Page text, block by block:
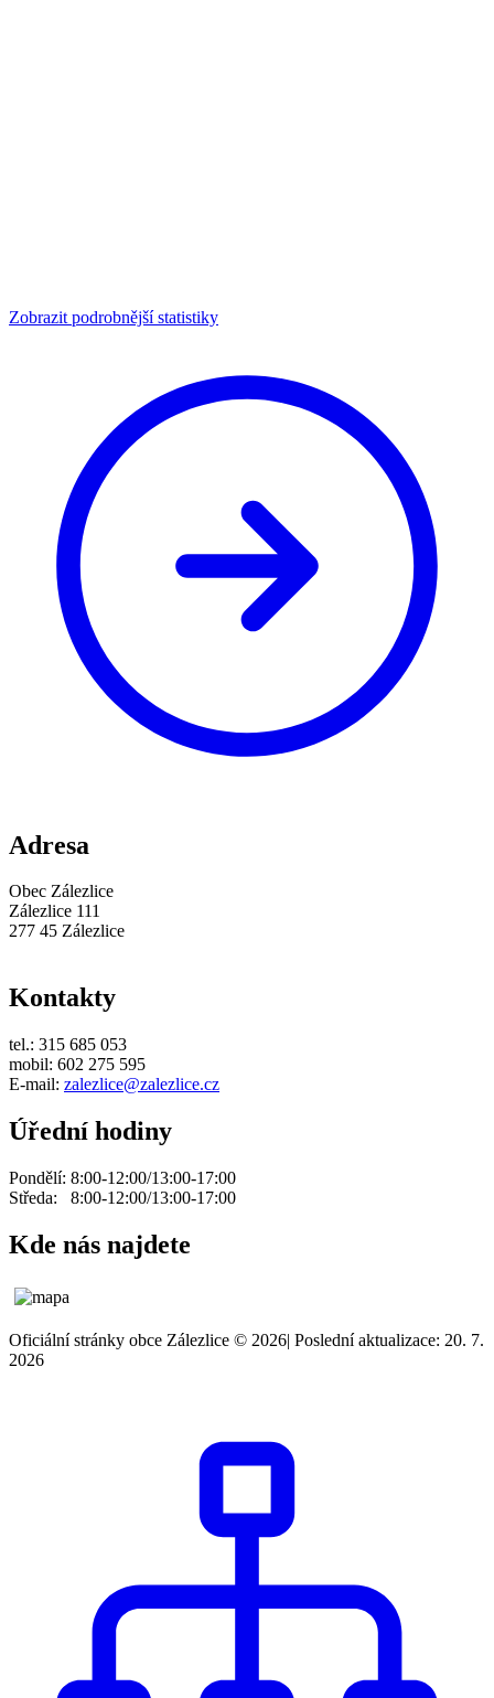
Zobrazit podrobnější statistiky
Adresa
Obec Zálezlice
Zálezlice 111
277 45 Zálezlice
Kontakty
tel.: 315 685 053
mobil: 602 275 595
E-mail: zalezlice@zalezlice.cz
Úřední hodiny
Pondělí: 8:00-12:00/13:00-17:00
Středa: 8:00-12:00/13:00-17:00
Kde nás najdete
Oficiální stránky obce Zálezlice © 2026| Poslední aktualizace: 20. 7.
2026